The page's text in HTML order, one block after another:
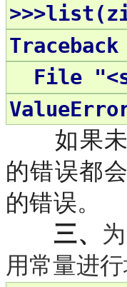
File
如果
的错误都
的错误。
三、
用常量进